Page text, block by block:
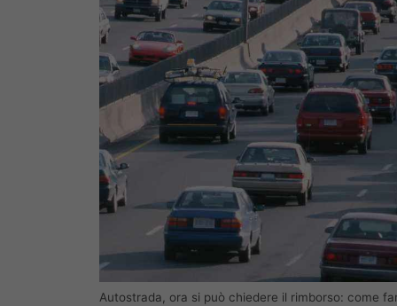
Autostrada, ora si può chiedere il rimborso: come